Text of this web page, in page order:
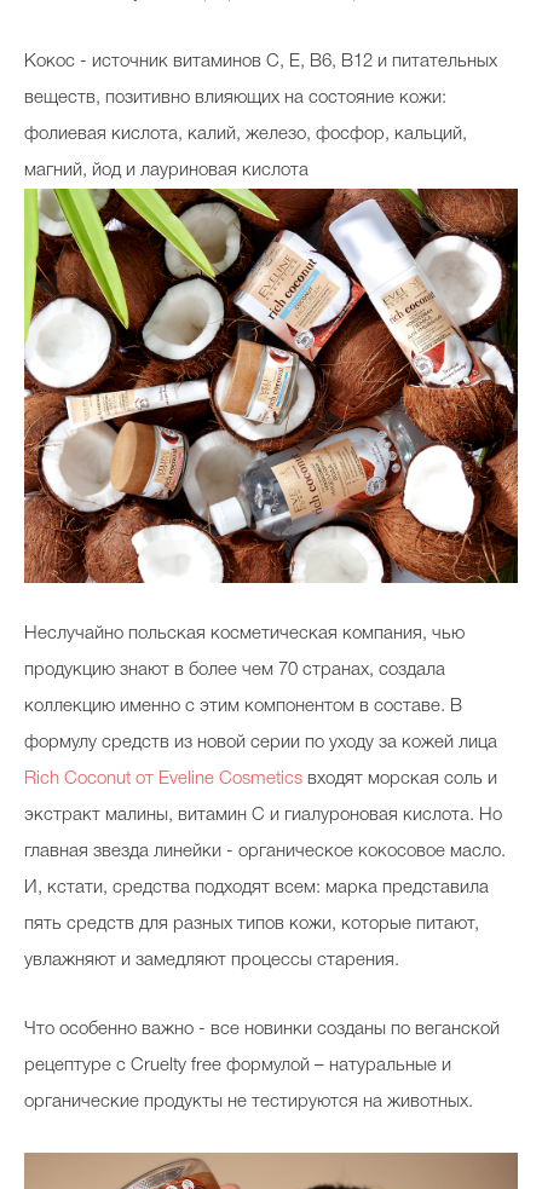
Кокос - источник витаминов C, E, B6, B12 и питательных
веществ, позитивно влияющих на состояние кожи:
фолиевая кислота, калий, железо, фосфор, кальций,
магний, йод и лауриновая кислота
Неслучайно польская косметическая компания, чью
продукцию знают в более чем 70 странах, создала
коллекцию именно с этим компонентом в составе. В
формулу средств из новой серии по уходу за кожей лица
Rich Coconut от Eveline Cosmetics входят морская соль и
экстракт малины, витамин С и гиалуроновая кислота. Но
главная звезда линейки - органическое кокосовое масло.
И, кстати, средства подходят всем: марка представила
пять средств для разных типов кожи, которые питают,
увлажняют и замедляют процессы старения.
Что особенно важно - все новинки созданы по веганской
рецептуре с Cruelty free формулой – натуральные и
органические продукты не тестируются на животных.